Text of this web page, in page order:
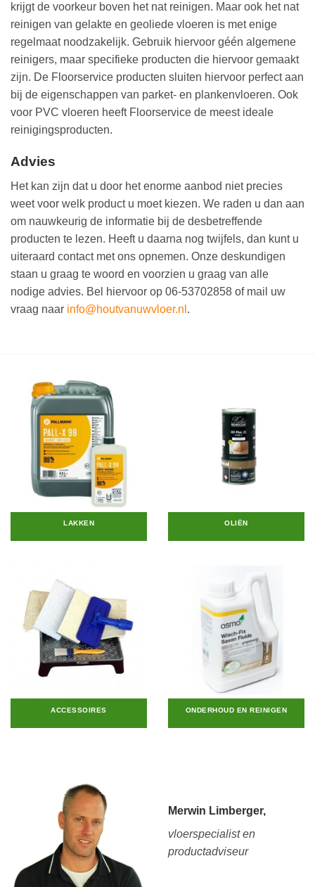
krijgt de voorkeur boven het nat reinigen. Maar ook het nat
reinigen van gelakte en geoliede vloeren is met enige
regelmaat noodzakelijk. Gebruik hiervoor géén algemene
reinigers, maar specifieke producten die hiervoor gemaakt
zijn. De Floorservice producten sluiten hiervoor perfect aan
bij de eigenschappen van parket- en plankenvloeren. Ook
voor PVC vloeren heeft Floorservice de meest ideale
reinigingsproducten.
Advies
Het kan zijn dat u door het enorme aanbod niet precies
weet voor welk product u moet kiezen. We raden u dan aan
om nauwkeurig de informatie bij de desbetreffende
producten te lezen. Heeft u daarna nog twijfels, dan kunt u
uiteraard contact met ons opnemen. Onze deskundigen
staan u graag te woord en voorzien u graag van alle
nodige advies. Bel hiervoor op 06-53702858 of mail uw
vraag naar info@houtvanuwvloer.nl .
LAKKEN OLIËN
ACCESSOIRES ONDERHOUD EN REINIGEN
Merwin Limberger,
vloerspecialist en
productadviseur